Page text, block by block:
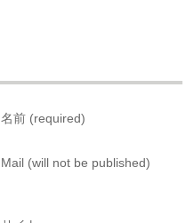
名前 (required)
Mail (will not be published)